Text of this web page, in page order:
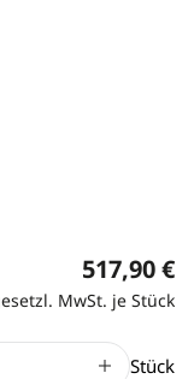
517,90 €
MwSt. je Stück
Stück